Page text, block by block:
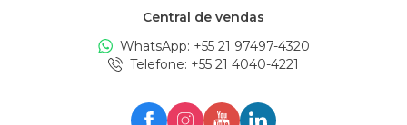
Central de vendas
WhatsApp: +55 21 97497-4320
Telefone: +55 21 4040-4221